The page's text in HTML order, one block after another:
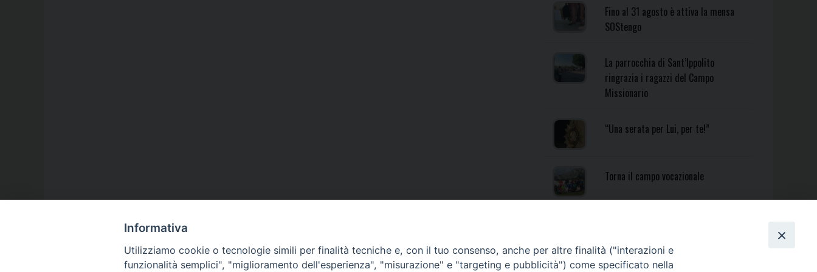
Fino al 31 agosto è attiva la mensa
SOStengo
La parrocchia di Sant’Ippolito
ringrazia i ragazzi del Campo
Missionario
“Una serata per Lui, per te!”
Torna il campo vocazionale
Informativa
Utilizziamo cookie o tecnologie simili per finalità tecniche e, con il tuo consenso, anche per altre finalità ("interazioni e
funzionalità semplici", "miglioramento dell'esperienza", "misurazione" e "targeting e pubblicità") come specificato nella